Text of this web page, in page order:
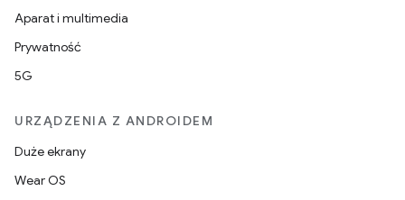
Aparat i multimedia
Prywatność
5G
URZĄDZENIA Z ANDROIDEM
Duże ekrany
Wear OS